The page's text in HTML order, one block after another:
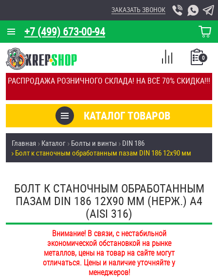
РАСПРОДАЖА РОЗНИЧНОГО СКЛАДА! НА ВСЁ 70% СКИДКА!!!
+7 (499) 673-00-94
ЗАКАЗАТЬ ЗВОНОК
КОРЗИНА
О КОМПАНИИ
КАЛЬКУЛЯТОР
ОТЗЫВЫ
УСЛУГИ
СКИДКИ
ОПТ
ПОКУПАТЕЛЯМ
ОПЛАТА И ДОСТАВКА
НАШИ МАГАЗИНЫ
КАТАЛОГ ТОВАРОВ
0
СПИСОК
СРАВНЕНИЕ
Товары со скидкой
Анкеры
Антивандальный крепёж, инструмент
Главная Каталог Болты и винты
DIN 186
Болт к станочным обработанным пазам DIN 186 12х90 мм
БОЛТ К СТАНОЧНЫМ ОБРАБОТАННЫМ
ПАЗАМ DIN 186 12Х90 ММ (НЕРЖ.) A4
(AISI 316)
Внимание! В связи, с нестабильной
экономической обстановкой на рынке
металлов, цены на товар на сайте могут
отличаться. Цены и наличие уточняйте у
менеджеров!